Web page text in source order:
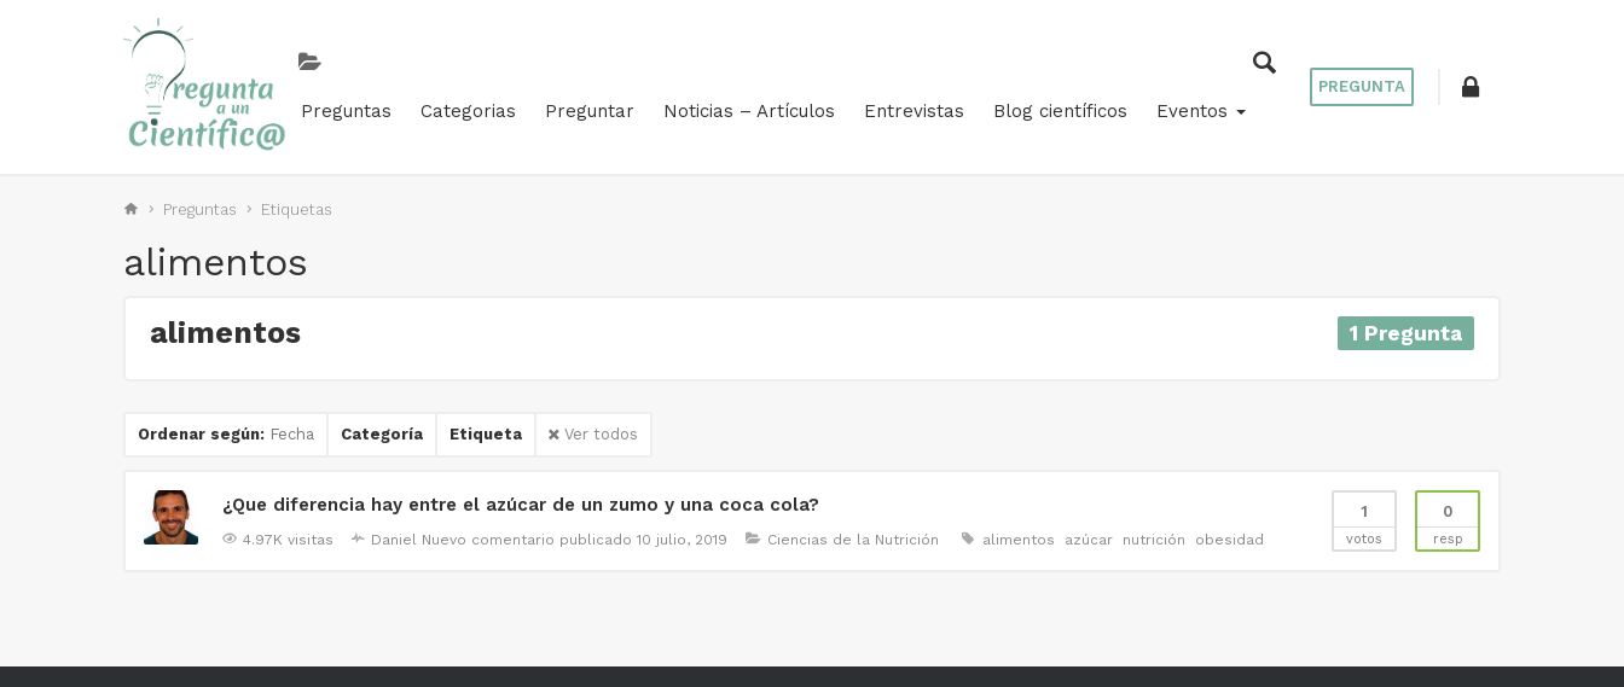
Preguntas Categorias Preguntar Noticias – Artículos Entrevistas Blog científicos Eventos
PREGUNTA
Preguntas Etiquetas
alimentos
alimentos 1 Pregunta
Ordenar según: Fecha Categoría Etiqueta Ver todos
1
votos
0
resp
¿Que diferencia hay entre el azúcar de un zumo y una coca cola?
4.97K visitas Daniel Nuevo comentario publicado 10 julio, 2019 Ciencias de la Nutrición alimentos azúcar nutrición obesidad